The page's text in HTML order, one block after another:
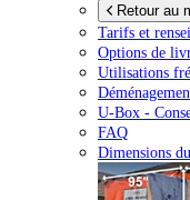
Retour au
Tarifs et
Options de
Utilisations
U-Box -
FAQ
Dimensions